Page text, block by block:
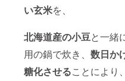
い玄米を、
北海道産の小豆と一緒
用の鍋で炊き、 数日か
糖化させることにより、